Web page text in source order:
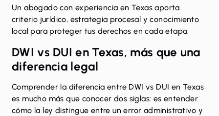
Unabogado con experiencia en Texas aporta
criterio jurídico, estrategia procesal y conocimiento
local para proteger tus derechos en cada etapa.
DWI vs DUI en Texas, más que una
diferencia legal
Comprender la diferencia entre DWI vs DUI en Texas
es mucho más que conocer dos siglas: es entender
cómo la ley distingue entre un error administrativo y